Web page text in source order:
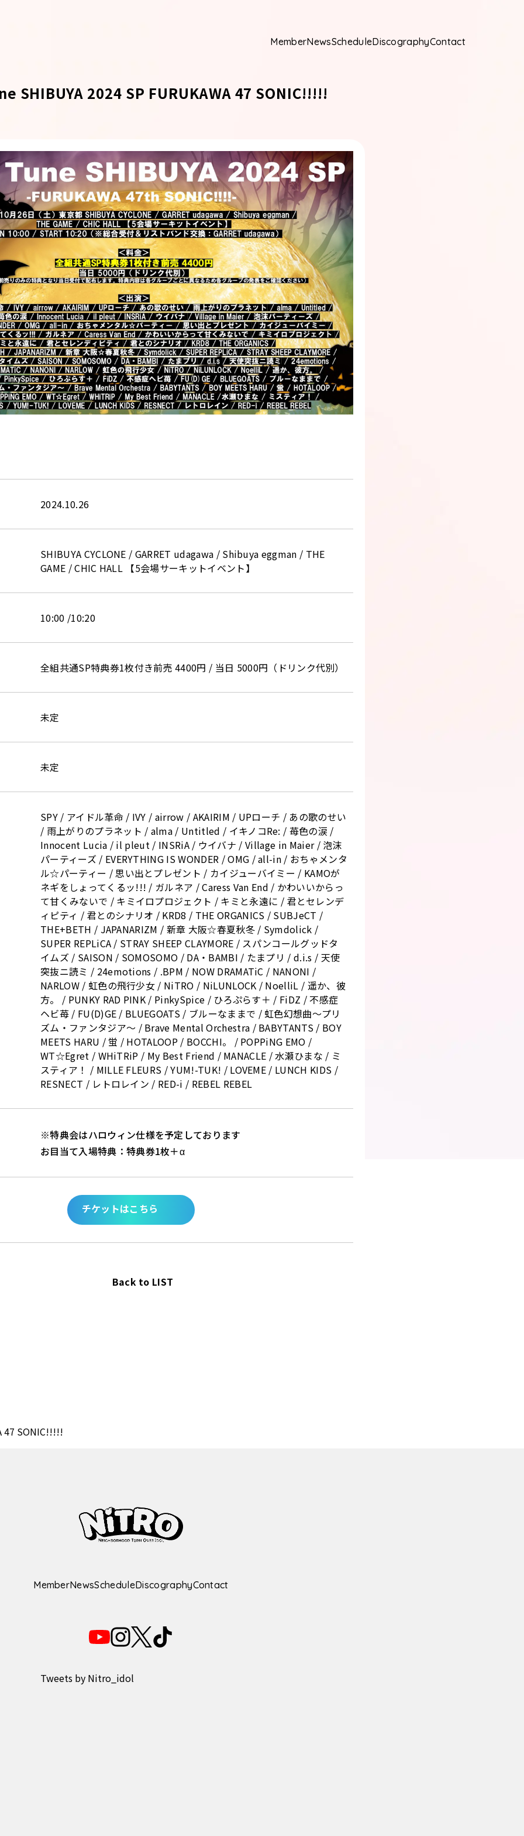
MemberNewsScheduleDiscographyContact
SHIBUYA 2024 SP FURUKAWA 47 SONIC!!!!!
2024.10.26
SHIBUYA CYCLONE / GARRET udagawa / Shibuya eggman / THE
GAME / CHIC HALL 【5会場サーキットイベント】
10:00 /10:20
全組共通SP特典券1枚付き前売 4400円 / 当日 5000円（ドリンク代別）
未定
未定
SPY / アイドル革命 / IVY / airrow / AKAIRIM / UPローチ / あの歌のせい
/ 雨上がりのプラネット / alma / Untitled / イキノコRe: / 苺色の涙 /
Innocent Lucia / il pleut / INSRiA / ウイバナ / Village in Maier / 泡沫
パーティーズ / EVERYTHING IS WONDER / OMG / all-in / おちゃメンタ
ル☆パーティー / 思い出とプレゼント / カイジューバイミー / KAMOが
ネギをしょってくるッ!!! / ガルネア / Caress Van End / かわいいからっ
て甘くみないで / キミイロプロジェクト / キミと永遠に / 君とセレンデ
ィピティ / 君とのシナリオ / KRD8 / THE ORGANICS / SUBJeCT /
THE+BETH / JAPANARIZM / 新章 大阪☆春夏秋冬 / Symdolick /
SUPER REPLiCA / STRAY SHEEP CLAYMORE / スパンコールグッドタ
イムズ / SAISON / SOMOSOMO / DA・BAMBI / たまプリ / d.i.s / 天使
突抜ニ読ミ / 24emotions / .BPM / NOW DRAMATiC / NANONI /
NARLOW / 虹色の飛行少女 / NiTRO / NiLUNLOCK / NoelliL / 遥か、彼
方。 / PUNKY RAD PINK / PinkySpice / ひろぷらす＋ / FiDZ / 不感症
ヘビ苺 / FU(D)GE / BLUEGOATS / ブルーなままで / 虹色幻想曲〜プリ
ズム・ファンタジア〜 / Brave Mental Orchestra / BABYTANTS / BOY
MEETS HARU / 蛍 / HOTALOOP / BOCCHI。 / POPPiNG EMO /
WT☆Egret / WHiTRiP / My Best Friend / MANACLE / 水瀬ひまな / ミ
スティア！ / MILLE FLEURS / YUM!-TUK! / LOVEME / LUNCH KIDS /
RESNECT / レトロレイン / RED-i / REBEL REBEL
※特典会はハロウィン仕様を予定しております
お目当て入場特典：特典券1枚＋α
チケットはこちら
Back to LIST
47 SONIC!!!!!
MemberNewsScheduleDiscographyContact
Tweets by Nitro_idol